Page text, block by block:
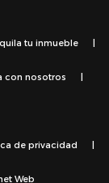
tu inmueble |
con nosotros |
de privacidad |
Web